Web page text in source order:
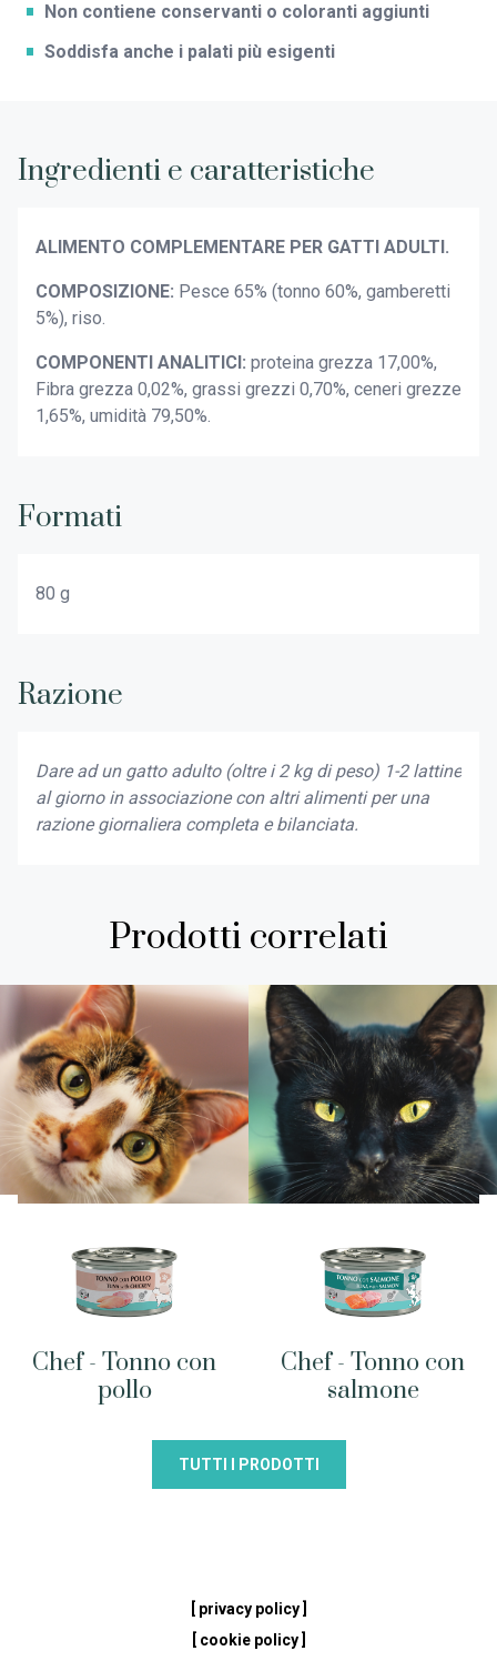
Non contiene conservanti o coloranti aggiunti
Soddisfa anche i palati più esigenti
Ingredienti e caratteristiche
ALIMENTO COMPLEMENTARE PER GATTI ADULTI.
COMPOSIZIONE: Pesce 65% (tonno 60%, gamberetti
5%), riso.
COMPONENTI ANALITICI: proteina grezza 17,00%,
Fibra grezza 0,02%, grassi grezzi 0,70%, ceneri grezze
1,65%, umidità 79,50%.
Formati
80 g
Razione
Dare ad un gatto adulto (oltre i 2 kg di peso) 1-2 lattine
al giorno in associazione con altri alimenti per una
razione giornaliera completa e bilanciata.
Prodotti correlati
Chef - Tonno con
pollo
Chef - Tonno con
salmone
TUTTI I PRODOTTI
[ privacy policy ]
[ cookie policy ]